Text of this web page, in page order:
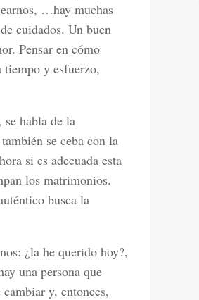
…hay muchas
cuidados. Un buen
Pensar en cómo
tiempo y esfuerzo,
se habla de la
se ceba con la
si es adecuada esta
los matrimonios.
busca la
¿la he querido hoy?,
una persona que
y, entonces,